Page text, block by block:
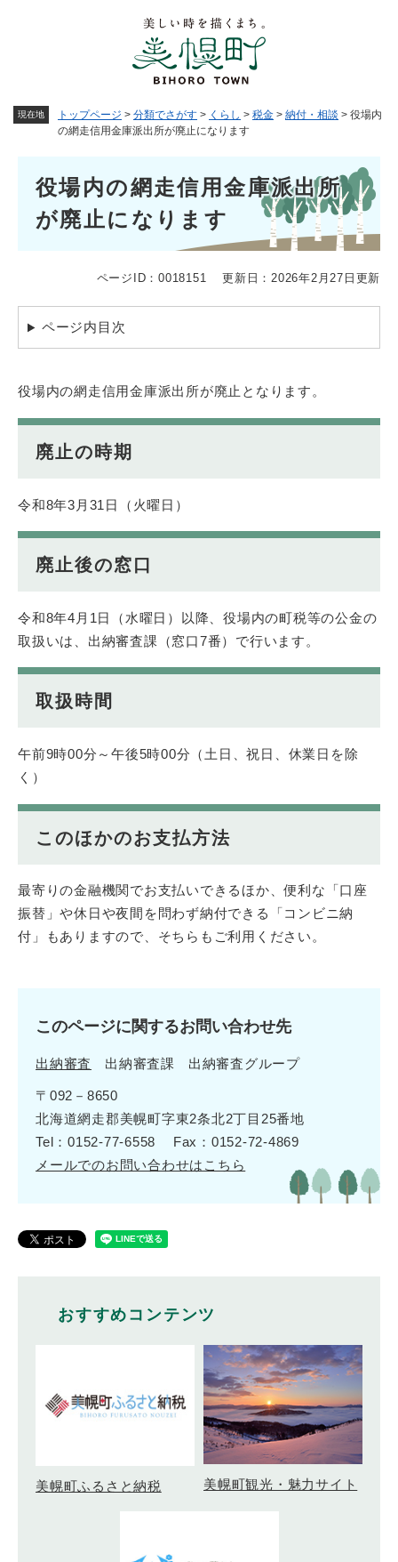
現在地 トップページ > 分類でさがす > くらし > 税金 > 納付・相談 > 役場内
の網走信用金庫派出所が廃止になります
役場内の網走信用金庫派出所
が廃止になります
ページID：0018151 更新日：2026年2月27日更新
ページ内目次
役場内の網走信用金庫派出所が廃止となります。
廃止の時期
令和8年3月31日（火曜日）
廃止後の窓口
令和8年4月1日（水曜日）以降、役場内の町税等の公金の
取扱いは、出納審査課（窓口7番）で行います。
取扱時間
午前9時00分～午後5時00分（土日、祝日、休業日を除
く）
このほかのお支払方法
最寄りの金融機関でお支払いできるほか、便利な「口座
振替」や休日や夜間を問わず納付できる「コンビニ納
付」もありますので、そちらもご利用ください。
このページに関するお問い合わせ先
出納審査 出納審査課 出納審査グループ
〒092－8650
北海道網走郡美幌町字東2条北2丁目25番地
Tel：0152-77-6558
Fax：0152-72-4869
メールでのお問い合わせはこちら
おすすめコンテンツ
美幌町ふるさと納税 美幌町観光・魅力サイト